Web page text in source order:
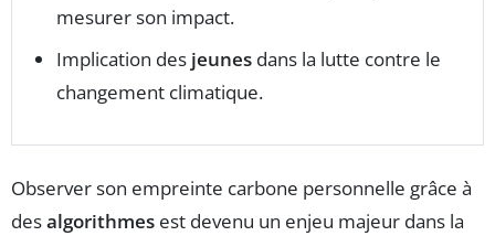
mesurer son impact.
Implication des jeunes dans la lutte contre le
changement climatique.
Observer son empreinte carbone personnelle grâce à
desalgorithmes est devenu un enjeu majeur dans la